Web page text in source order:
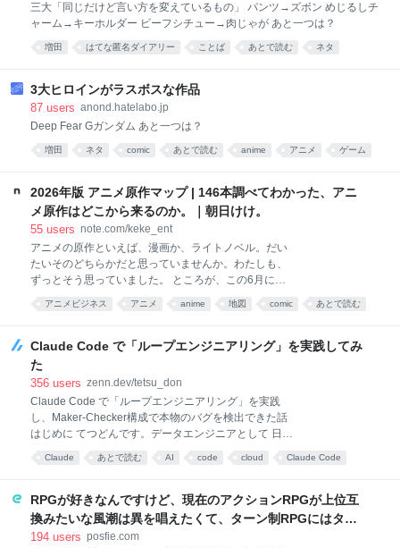
には首相の秘めた思いも凝縮されているという。 「2
年後に税率を元に戻すのも自身だと言い切ったところ
に、首相の長期政権への意欲を感じ取った関係者は多
2〜3年後に省庁のトップを目指す立場。首相は消費税
率を戻す頃には、省庁
三大「同じだけど言い方を変えているもの」 パンツ→ズボン めじるしチ
ャーム→キーホルダー ビーフシチュー→肉じゃが あと一つは？
増田 はてな匿名ダイアリー ことば あとで読む ネタ
3大ヒロインがラスボスな作品
87 users anond.hatelabo.jp
Deep Fear Gガンダム あと一つは？
増田 ネタ comic あとで読む anime アニメ ゲーム
2026年版 アニメ原作マップ | 146本調べてわかった、アニ
メ原作はどこから来るのか。｜朝日けけ。
55 users note.com/keke_ent
アニメの原作といえば、漫画か、ライトノベル。だい
たいそのどちらかだと思っていませんか。わたしも、
ずっとそう思っていました。 ところが、この6月に流
れてきたアニメ化の発表を並べていて、新しい発見が
ありました。イラストレーターのnecoさんが描き続け
装型女子高生』が、2027年にTVアニメ化。原作は、
漫画でも小説でもありません。1枚のイラストから始
まったシリーズです。監督は『プリンセス・プリンシ
パル』の橘正紀さん。 1枚のイラスト。13年前に完結
した漫画。物語のないゲーム。 ぜんぶ同じ「アニメ
化」という4文字で報じられます。でも、種である原
作が採れた畑は、ぜんぶ違うんですよね。 わたしはこ
れまで、エンタメ企業の事業統括・プロデューサーを
す。その目で見て
アニメビジネス アニメ anime 地図 comic あとで読む
Claude Code で「ループエンジニアリング」を実践してみ
た
356 users zenn.dev/tetsu_don
Claude Code で「ループエンジニアリング」を実践
し、Maker-Checker構成で本物のバグを検出できた話
はじめに てつどんです。データエンジニアとして 日々
業務をこなしております。 最近、バズワードのよう
に、いろんなところで「ループエンジニアリング」と
ループエンジニアリングというのはなんなのか、どう
いう使い方をするのかというのをClaudeと壁打ちし
て、実践してみました。 正直、全くよく分かってない
Claude あとで読む AI code cloud Claude Code
RPGが好きなんですけど、現在のアクションRPGが上位互
換みたいな風潮は異を唱えたくて、ターン制RPGにはター
ン制の良さがあると思ってます 一手をじっくり考えられた
194 users posfie.com